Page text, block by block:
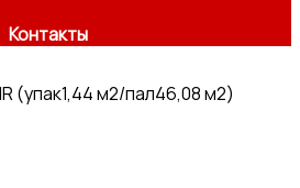
Контакты
(упак1,44 м2/пал46,08 м2)